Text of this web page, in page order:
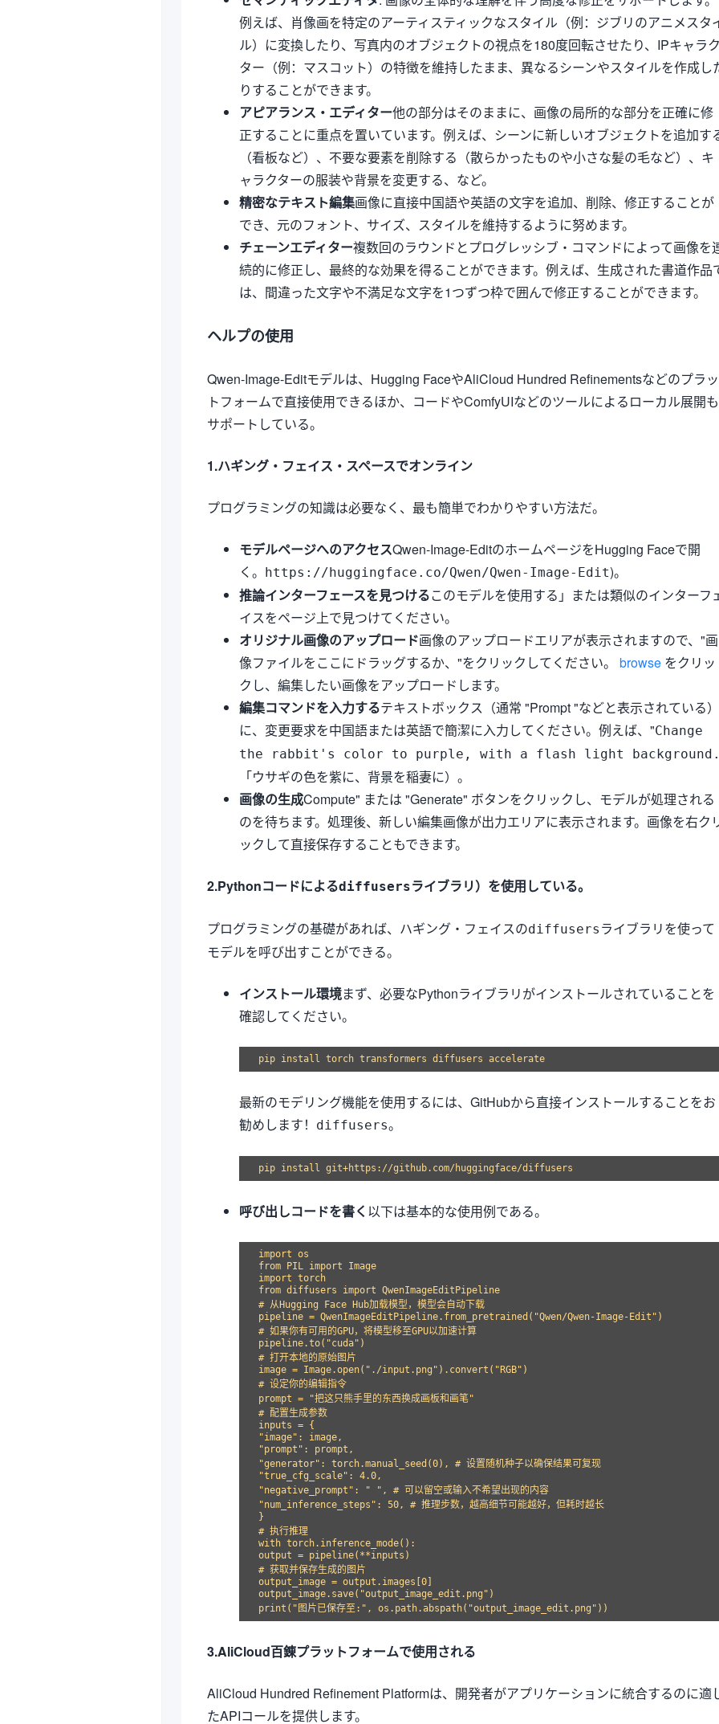
例えば、肖像画を特定のアーティスティックなスタイル（例：ジブリのアニメスタ
ル）に変換したり、写真内のオブジェクトの視点を180度回転させたり、IPキャラ
ター（例：マスコット）の特徴を維持したまま、異なるシーンやスタイルを作成し
りすることができます。
アピアランス・エディター他の部分はそのままに、画像の局所的な部分を正確に修
正することに重点を置いています。例えば、シーンに新しいオブジェクトを追加す
（看板など）、不要な要素を削除する（散らかったものや小さな髪の毛など）、キ
ャラクターの服装や背景を変更する、など。
精密なテキスト編集画像に直接中国語や英語の文字を追加、削除、修正することが
でき、元のフォント、サイズ、スタイルを維持するように努めます。
チェーンエディター複数回のラウンドとプログレッシブ・コマンドによって画像を
続的に修正し、最終的な効果を得ることができます。例えば、生成された書道作品
は、間違った文字や不満足な文字を1つずつ枠で囲んで修正することができます。
ヘルプの使用
Qwen-Image-Editモデルは、Hugging FaceやAliCloud Hundred Refinementsなどのプラッ
トフォームで直接使用できるほか、コードやComfyUIなどのツールによるローカル展開も
サポートしている。
1.ハギング・フェイス・スペースでオンライン
プログラミングの知識は必要なく、最も簡単でわかりやすい方法だ。
モデルページへのアクセスQwen-Image-EditのホームページをHugging Faceで開
く。
https://huggingface.co/Qwen/Qwen-Image-Edit)。
推論インターフェースを見つけるこのモデルを使用する」または類似のインターフ
イスをページ上で見つけてください。
オリジナル画像のアップロード画像のアップロードエリアが表示されますので、"画
像ファイルをここにドラッグするか、"をクリックしてください。 browse をクリッ
クし、編集したい画像をアップロードします。
編集コマンドを入力するテキストボックス（通常 "Prompt "などと表示されている）
に、変更要求を中国語または英語で簡潔に入力してください。例えば、"Change
the rabbit's color to purple, with a flash light
「ウサギの色を紫に、背景を稲妻に）。
画像の生成Compute" または "Generate" ボタンをクリックし、モデルが処理される
のを待ちます。処理後、新しい編集画像が出力エリアに表示されます。画像を右ク
ックして直接保存することもできます。
2.Pythonコードによるdiffusersライブラリ）を使用している。
プログラミングの基礎があれば、ハギング・フェイスのdiffusers ライブラリを使って
モデルを呼び出すことができる。
インストール環境まず、必要なPythonライブラリがインストールされていることを
確認してください。
最新のモデリング機能を使用するには、GitHubから直接インストールすることをお
勧めします！
diffusers。
呼び出しコードを書く以下は基本的な使用例である。
import os
from PIL import Image
import torch
from diffusers import QwenImageEditPipeline
# 从Hugging Face Hub加载模型，模型会自动下载
pipeline = QwenImageEditPipeline.from_pretrained("Qwen/Qwen-Image-Edit")
# 如果你有可用的GPU，将模型移至GPU以加速计算
pipeline.to("cuda")
# 打开本地的原始图片
image = Image.open("./input.png").convert("RGB")
# 设定你的编辑指令
prompt = "把这只熊手里的东西换成画板和画笔"
# 配置生成参数
inputs = {
"image": image,
"prompt": prompt,
"generator": torch.manual_seed(0), # 设置随机种子以确保结果可复现
"true_cfg_scale": 4.0,
"negative_prompt": " ", # 可以留空或输入不希望出现的内容
"num_inference_steps": 50, # 推理步数，越高细节可能越好，但耗时越长
}
# 执行推理
with torch.inference_mode():
output = pipeline(**inputs)
# 获取并保存生成的图片
output_image = output.images[0]
output_image.save("output_image_edit.png")
3.AliCloud百錬プラットフォームで使用される
AliCloud Hundred Refinement Platformは、開発者がアプリケーションに統合するのに適
たAPIコールを提供します。